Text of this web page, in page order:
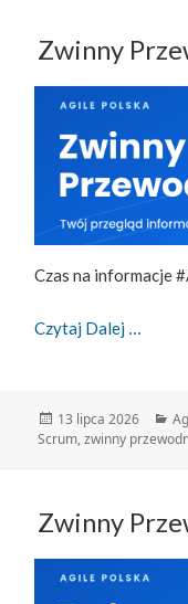
Zwinny
Czas na informacje
Czytaj Dalej
Data
publikacji
13 lipca 2026
Scrum,zwinny
Zwinny